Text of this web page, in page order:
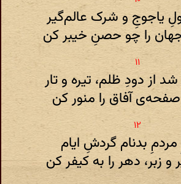
یاجوجِ و شرک عالم‌گیر
را چو حصنِ خیبر کن
از دودِ ظلم، تیره و تار
آفاق را منور کن
مردمِ بدنام گردشِ ایام
و زبر، دهر را به کیفر کن